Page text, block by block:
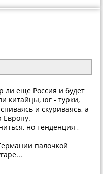
ли еще Россия и будет
китайцы, юг - турки,
и скуриваясь, а
Европу.
но тенденция ,
палочкой